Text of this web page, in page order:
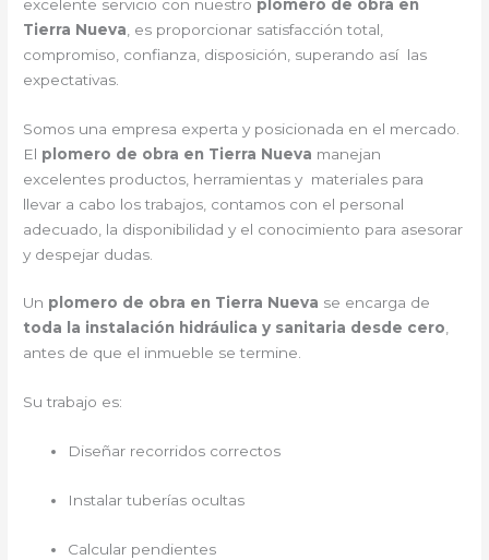
excelente servicio con nuestro plomero de obra en
Tierra Nueva , es proporcionar satisfacción total,
compromiso, confianza, disposición, superando así las
expectativas.
Somos una empresa experta y posicionada en el mercado.
El plomero de obra en Tierra Nueva manejan
excelentes productos, herramientas y materiales para
llevar a cabo los trabajos, contamos con el personal
adecuado, la disponibilidad y el conocimiento para asesorar
y despejar dudas.
Un plomero de obra en Tierra Nueva se encarga de
toda la instalación hidráulica y sanitaria desde cero,
antes de que el inmueble se termine.
Su trabajo es:
Diseñar recorridos correctos
Instalar tuberías ocultas
Calcular pendientes